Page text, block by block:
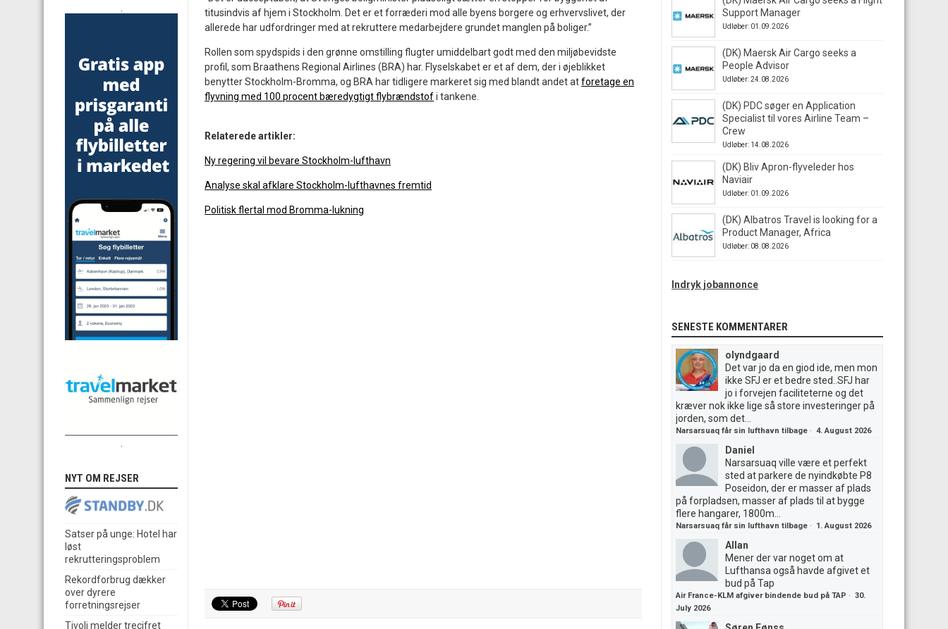
titusindvis af hjem i Stockholm. Det er et forræderi mod alle byens borgere og erhvervslivet, der
allerede har udfordringer med at rekruttere medarbejdere grundet manglen på boliger.”
Rollen som spydspids i den grønne omstilling flugter umiddelbart godt med den miljøbevidste
profil, som Braathens Regional Airlines (BRA) har. Flyselskabet er et af dem, der i øjeblikket
benytter Stockholm-Bromma, og BRA har tidligere markeret sig med blandt andet atforetage en
flyvning med 100 procent bæredygtigt flybrændstofi tankene.
Relaterede artikler:
Ny regering vil bevare Stockholm-lufthavn
Analyse skal afklare Stockholm-lufthavnes fremtid
Politisk flertal mod Bromma-lukning
NYT OM REJSER
Satser på unge: Hotel har
løst
rekrutteringsproblem
Rekordforbrug dækker
over dyrere
forretningsrejser
Tivoli melder trecifret
Support Manager
Udløber: 01.09.2026
(DK) Maersk Air Cargo seeks a
People Advisor
Udløber: 24.08.2026
(DK) PDC søger en Application
Specialist til vores Airline Team –
Crew
Udløber: 14.08.2026
(DK) Bliv Apron-flyveleder hos
Naviair
Udløber: 01.09.2026
(DK) Albatros Travel is looking for a
Product Manager, Africa
Udløber: 08.08.2026
Indryk jobannonce
SENESTE KOMMENTARER
olyndgaard
Det var jo da en giod ide, men mon
ikke SFJ er et bedre sted..SFJ har
jo i forvejen faciliteterne og det
kræver nok ikke lige så store investeringer på
jorden, som det...
Narsarsuaq får sin lufthavn tilbage · 4. August 2026
Daniel
Narsarsuaq ville være et perfekt
sted at parkere de nyindkøbte P8
Poseidon, der er masser af plads
på forpladsen, masser af plads til at bygge
flere hangarer, 1800m...
Narsarsuaq får sin lufthavn tilbage · 1. August 2026
Allan
Mener der var noget om at
Lufthansa også havde afgivet et
bud på Tap
Air France-KLM afgiver bindende bud på TAP · 30.
July 2026